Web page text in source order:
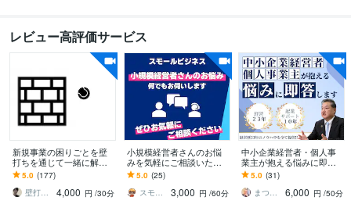
レビュー高評価サービス
新規事業の困りごとを壁
打ちを通じて一緒に解決
します 企業と個人への壁
打ち実績あり。時間が合
えば当日の壁打ち可能！
5.0 (177)
壁打さん（新規事業開発のプロ）
4,000 円 /30分
小規模経営者さんのお悩
みを気軽にご相談いただ
けます スモビジコンサル
が事業のお悩みビデオチ
ャットでお伺いします！
5.0 (25)
スモビジ大学長｜てらもと さとし
3,000 円 /60分
中小企業経営者・個人事
業主が抱える悩みに即答
します 超破格サービス！
経営23年の経験値をすべ
て提供いたします！
5.0 (31)
まつもと社長｜なんでも相談できる経営者
6,000 円 /50分